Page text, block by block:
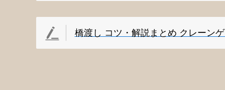
橋渡し コツ・解説まとめ クレーン